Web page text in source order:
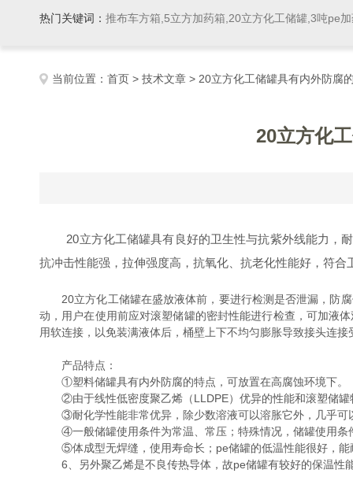
热门关键词： 推布车方箱,5立方加药箱,20立方化工储罐,3吨pe
当前位置： 首页 > 技术文章 > 20立方化工储罐具有内外防腐
20立方化
20立方化工储罐具有良好的卫生性与抗紫外线能力，耐
抗冲击性能强，拉伸强度高，抗氧化、抗老化性能好，符合
20立方化工储罐在盛放液体前，要进行检测是否泄漏，防腐
动，用户在使用前应对滚塑储罐的密封性能进行检查，可加液
用软连接，以免装满液体后，桶壁上下不均匀膨胀导致接头连接
产品特点：
①塑料储罐具有内外防腐的特点，可放置在高腐蚀环境下。
②由于线性低密度聚乙烯（LLDPE）优异的性能和滚塑储罐
③耐化学性能非常优异，除少数溶液可以溶胀它外，几乎可
④一般储罐使用条件为常温、常压；特殊情况，储罐使用条
⑤体成型无焊缝，使用寿命长；pe储罐的低温性能很好，能
6、另外聚乙烯是不良传热导体，故pe储罐有较好的保温性